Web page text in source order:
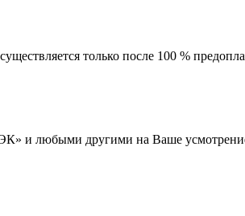
только после 100 %
и любыми другими на Ваше